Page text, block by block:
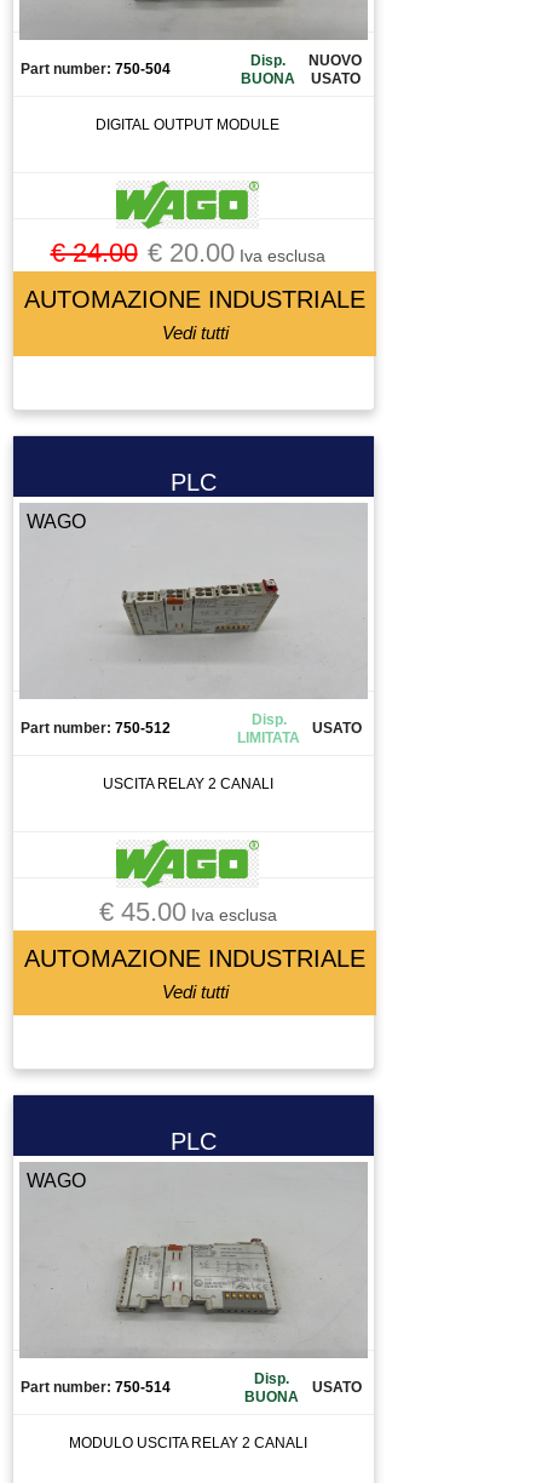
Part number: 750-504
Disp.
BUONA
NUOVO
USATO
DIGITAL OUTPUT MODULE
€ 24.00 € 20.00Iva esclusa
AUTOMAZIONE INDUSTRIALE
Vedi tutti
PLC
WAGO
Part number: 750-512
Disp.
LIMITATA
USATO
USCITA RELAY 2 CANALI
€ 45.00Iva esclusa
AUTOMAZIONE INDUSTRIALE
Vedi tutti
PLC
WAGO
Part number: 750-514
Disp.
BUONA
USATO
MODULO USCITA RELAY 2 CANALI